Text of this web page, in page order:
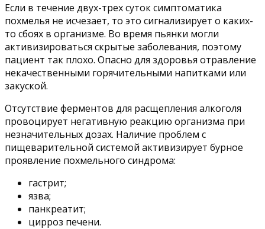
Если в течение двух-трех суток симптоматика
похмелья не исчезает, то это сигнализирует о каких-
то сбоях в организме. Во время пьянки могли
активизироваться скрытые заболевания, поэтому
пациент так плохо. Опасно для здоровья отравление
некачественными горячительными напитками или
закуской.
Отсутствие ферментов для расщепления алкоголя
провоцирует негативную реакцию организма при
незначительных дозах. Наличие проблем с
пищеварительной системой активизирует бурное
проявление похмельного синдрома:
гастрит;
язва;
панкреатит;
цирроз печени.